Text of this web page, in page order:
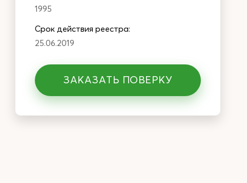
1995
Cрок действия реестра:
25.06.2019
ЗАКАЗАТЬ ПОВЕРКУ